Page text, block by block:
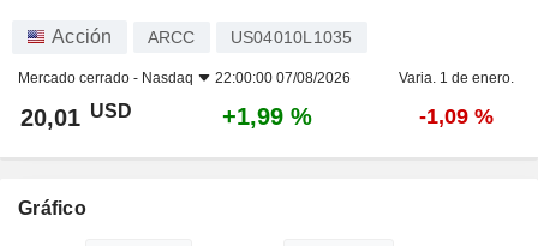
Acción ARCC US04010L1035
Mercado cerrado - Nasdaq 22:00:00 07/08/2026 Varia. 1 de enero.
20,01 USD +1,99 % -1,09 %
Gráfico